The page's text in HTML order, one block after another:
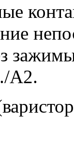
A2.